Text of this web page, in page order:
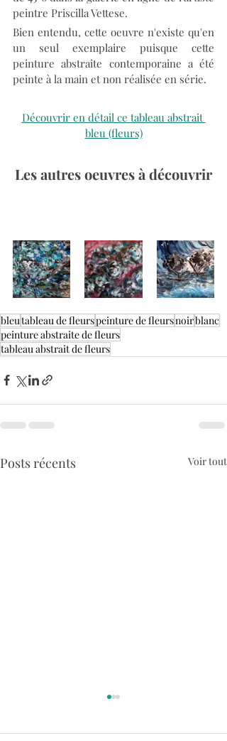
peintre Priscilla Vettese.
Bien entendu, cette oeuvre n'existe qu'en
un seul exemplaire puisque cette
peinture abstraite contemporaine a été
peinte à la main et non réalisée en série.
Découvrir en détail ce tableau abstrait
bleu (fleurs)
Les autres oeuvres à découvrir
bleutableau de fleurspeinture de fleursnoirblanc
peinture abstraite de fleurs
tableau abstrait de fleurs
Posts récents Voir tout